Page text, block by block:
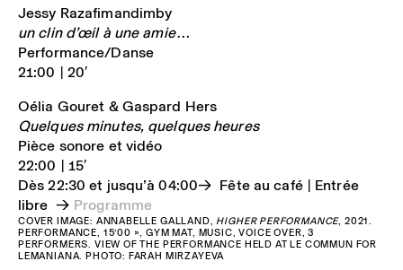
Jessy Razafimandimby
un clin d’œil à une amie…
Performance/Danse
21:00 | 20′
Oélia Gouret & Gaspard Hers
Quelques minutes, quelques heures
Pièce sonore et vidéo
22:00 | 15′
Dès 22:30 et jusqu’à 04:00→ Fête au café | Entrée
libre → Programme
COVER IMAGE: ANNABELLE GALLAND, HIGHER PERFORMANCE, 2021.
PERFORMANCE, 15’00 », GYM MAT, MUSIC, VOICE OVER, 3
PERFORMERS. VIEW OF THE PERFORMANCE HELD AT LE COMMUN FOR
LEMANIANA. PHOTO: FARAH MIRZAYEVA